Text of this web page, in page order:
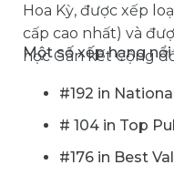
Hoa Kỳ, được xếp
cấp cao nhất) và
học Gắn kết Cộng
Một số xếp hạng
#192 in
# 104 in Top
#176 in Best